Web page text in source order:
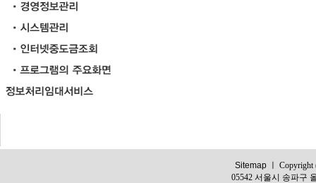
Sitemap ㅣ Copyright
05542 서울시 송파구